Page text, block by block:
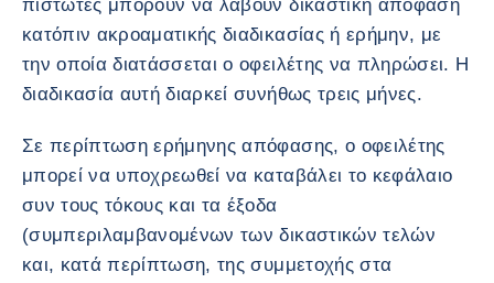
πιστωτές μπορούν να λάβουν δικαστική απόφαση
κατόπιν ακροαματικής διαδικασίας ή ερήμην, με
την οποία διατάσσεται ο οφειλέτης να πληρώσει. Η
διαδικασία αυτή διαρκεί συνήθως τρεις μήνες.
Σε περίπτωση ερήμηνης απόφασης, ο οφειλέτης
μπορεί να υποχρεωθεί να καταβάλει το κεφάλαιο
συν τους τόκους και τα έξοδα
(συμπεριλαμβανομένων των δικαστικών τελών
και, κατά περίπτωση, της συμμετοχής στα